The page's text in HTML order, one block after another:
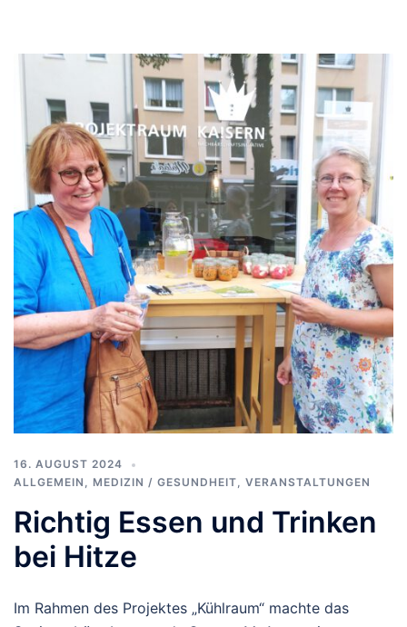
16. AUGUST 2024
ALLGEMEIN , MEDIZIN / GESUNDHEIT, VERANSTALTUNGEN
Richtig Essen und Trinken
bei Hitze
Im Rahmen des Projektes „Kühlraum“ machte das